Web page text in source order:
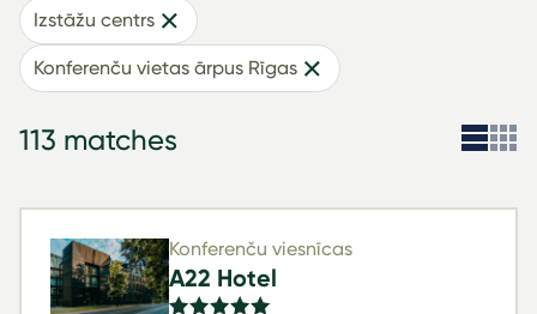
Izstāžu centrs
Konferenču vietas ārpus Rīgas
113 matches
Konferenču viesnīcas
A22 Hotel